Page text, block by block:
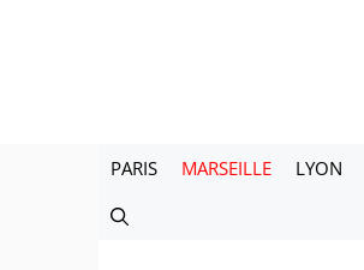
PARIS MARSEILLE LYON